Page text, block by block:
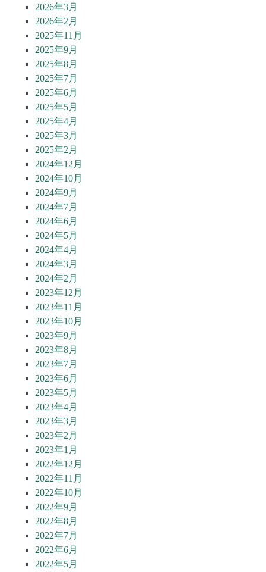
2026年3月
2026年2月
2025年11月
2025年9月
2025年8月
2025年7月
2025年6月
2025年5月
2025年4月
2025年3月
2025年2月
2024年12月
2024年10月
2024年9月
2024年7月
2024年6月
2024年5月
2024年4月
2024年3月
2024年2月
2023年12月
2023年11月
2023年10月
2023年9月
2023年8月
2023年7月
2023年6月
2023年5月
2023年4月
2023年3月
2023年2月
2023年1月
2022年12月
2022年11月
2022年10月
2022年9月
2022年8月
2022年7月
2022年6月
2022年5月